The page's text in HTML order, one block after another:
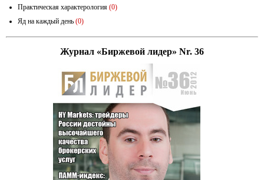
Практическая характерология (0)
Яд на каждый день (0)
Журнал «Биржевой лидер» Nr. 36